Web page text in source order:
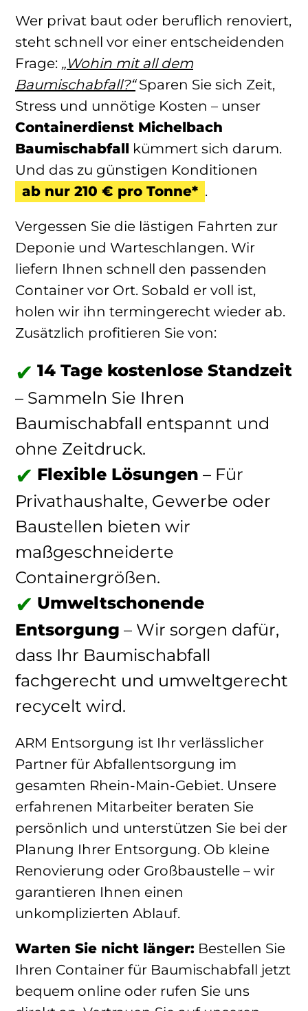
Wer privat baut oder beruflich renoviert,
steht schnell vor einer entscheidenden
Frage: „Wohin mit all dem
Baumischabfall?“Sparen Sie sich Zeit,
Stress und unnötige Kosten – unser
Containerdienst Michelbach
Baumischabfall kümmert sich darum.
Und das zu günstigen Konditionen
ab nur 210 € pro Tonne* .
Vergessen Sie die lästigen Fahrten zur
Deponie und Warteschlangen. Wir
liefern Ihnen schnell den passenden
Container vor Ort. Sobald er voll ist,
holen wir ihn termingerecht wieder ab.
Zusätzlich profitieren Sie von:
14 Tage kostenlose Standzeit
– Sammeln Sie Ihren
Baumischabfall entspannt und
ohne Zeitdruck.
Flexible Lösungen – Für
Privathaushalte, Gewerbe oder
Baustellen bieten wir
maßgeschneiderte
Containergrößen.
Umweltschonende
Entsorgung – Wir sorgen dafür,
dass Ihr Baumischabfall
fachgerecht und umweltgerecht
recycelt wird.
ARM Entsorgung ist Ihr verlässlicher
Partner für Abfallentsorgung im
gesamten Rhein-Main-Gebiet. Unsere
erfahrenen Mitarbeiter beraten Sie
persönlich und unterstützen Sie bei der
Planung Ihrer Entsorgung. Ob kleine
Renovierung oder Großbaustelle – wir
garantieren Ihnen einen
unkomplizierten Ablauf.
Warten Sie nicht länger: Bestellen Sie
Ihren Container für Baumischabfall jetzt
bequem online oder rufen Sie uns